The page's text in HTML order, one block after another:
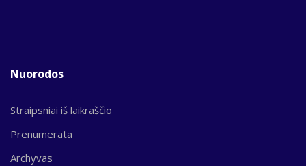
Nuorodos
Straipsniai iš laikraščio
Prenumerata
Archyvas